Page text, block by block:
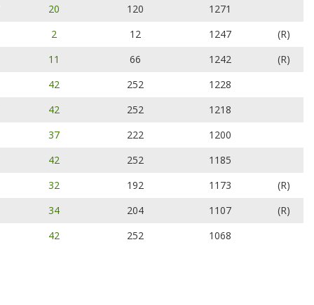
20 120
1271
2 12 1247
(R)
11 66 1242
(R)
42 252
1228
42 252
1218
37 222
1200
42 252
1185
32 192 1173
(R)
34 204 1107
(R)
42 252 1068